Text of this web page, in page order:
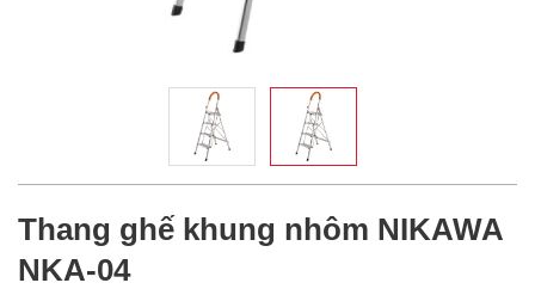
Thang ghế khung nhôm NIKAWA
NKA-04